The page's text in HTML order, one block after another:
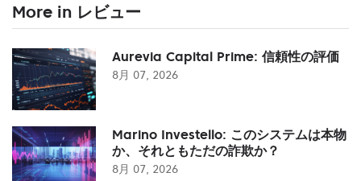
More in レビュー
Aurevia Capital Prime: 信頼性の評価
8月 07, 2026
Marino Investello: このシステムは本物
か、それともただの詐欺か？
8月 07, 2026